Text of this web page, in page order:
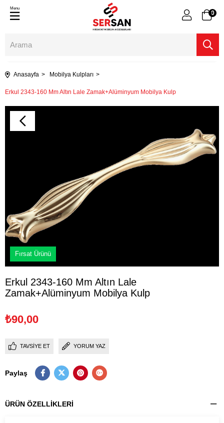
0
Menu
Anasayfa Mobilya Kulpları
Erkul 2343-160 Mm Altın Lale Zamak+Alüminyum Mobilya Kulp
Fırsat Ürünü
Erkul 2343-160 Mm Altın Lale
Zamak+Alüminyum Mobilya Kulp
₺90,00
TAVSIYE ET YORUM YAZ
Paylaş
ÜRÜN ÖZELLIKLERI